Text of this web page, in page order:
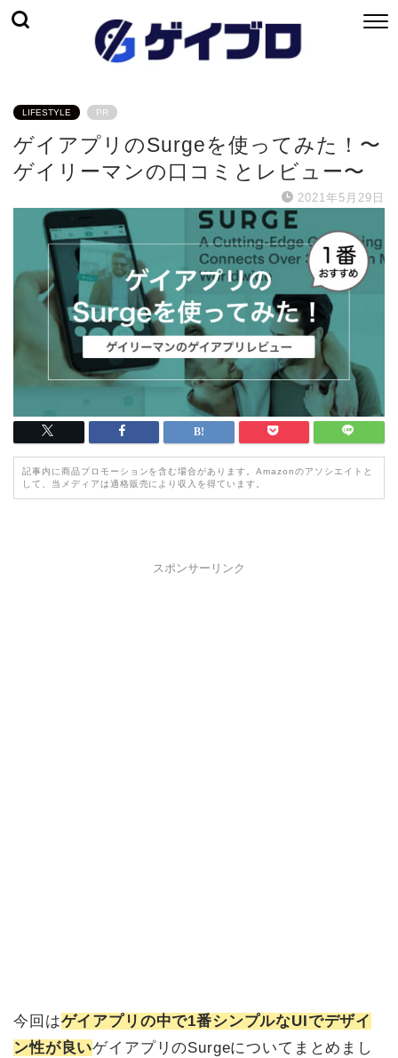
LIFESTYLE PR
ゲイアプリのSurgeを使ってみた！〜
ゲイリーマンの口コミとレビュー〜
2021年5月29日
記事内に商品プロモーションを含む場合があります。Amazonのアソシエイトと
して、当メディアは適格販売により収入を得ています。
スポンサーリンク
今回はゲイアプリの中で1番シンプルなUIでデザイ
ン性が良いゲイアプリのSurgeについてまとめまし